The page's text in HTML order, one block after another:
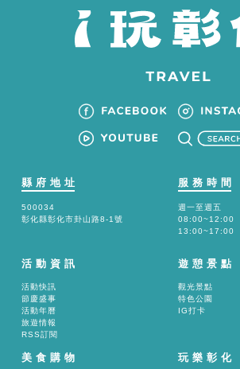
縣府地址
500034
彰化縣彰化市卦山路8-1號
服務時間
週一至週五
08:00~12:00
13:00~17:00
活動資訊
活動快訊
節慶盛事
活動年曆
旅遊情報
RSS訂閱
遊憩景點
觀光景點
特色公園
IG打卡
美食購物 玩樂彰化